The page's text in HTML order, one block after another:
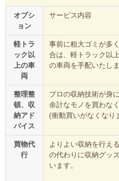
オプシ
ョン
サービス内容
軽トラ
ック以
上の車
両
事前に粗大ゴミが多
合は、軽トラック以
の車両を手配いたしま
整理整
頓、収
納アド
バイス
プロの収納技術が身
余計なモノを買わな
(衝動買いがなくなり
買物代
行
よりよい収納を行え
の代わりに収納グッ
います。